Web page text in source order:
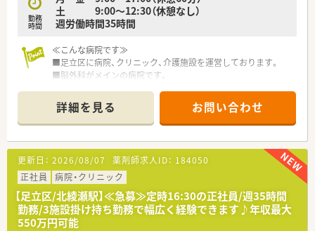
■職員が安心して長く働けるよう、託児所を完備し、子育て世代
を支援しています
わせた柔軟な働き方ができる職場です。
勤務
時間
土 9:00～12:30（休憩なし）
週労働時間35時間
≪こんな病院です≫
■足立区に病院、クリニック、介護施設を運営しております。
■脳外科がメインの病院です。
■入退院が多く忙しい環境ですが、持参薬管理、病棟業務など薬
剤師の職能を活かしていただける環境となっております。
■明るくきれいな病院です。
≪業務内容≫
■入院患者様の調剤、監査、服薬指導 ※外来は院外処方
■注射セットのみ（混注なし）
■持参薬管理
■医薬品管理、医薬品情報管理
■各種委員会
詳細を見る お問い合わせ
更新日： 2026/08/07 薬剤師求人ID： 184050
正社員
病院・クリニック
【足立区/北綾瀬駅】≪急募≫定時16:30の正社員/週35時間
勤務/3施設掛け持ち勤務で幅広く経験できます♪年収最大
550万円可能